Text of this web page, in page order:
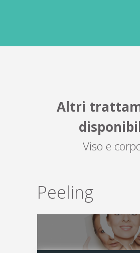
Altri
Viso e
Peeling